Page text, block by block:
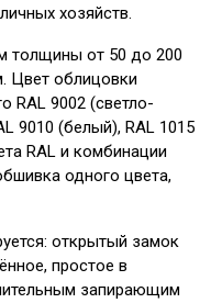
хозяйств.
толщины от 50 до 200
Цвет облицовки
RAL 9002 (светло-
9010 (белый), RAL 1015
RAL и комбинации
одного цвета,
открытый замок
простое в
запирающим